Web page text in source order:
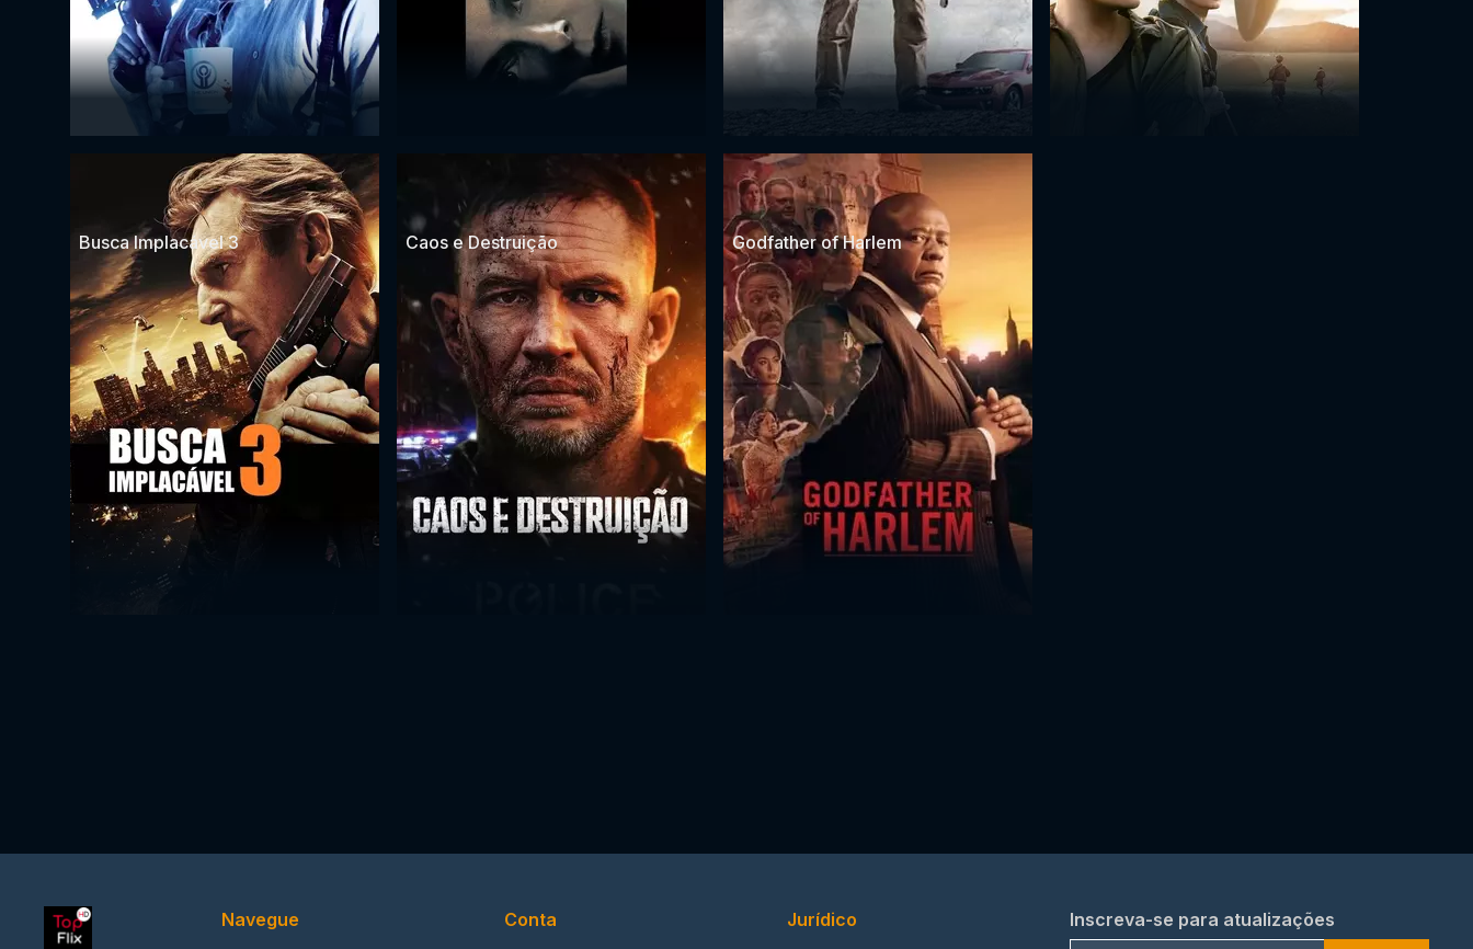
Busca Implacável 3 Caos e Destruição Godfather of Harlem
Navegue Conta Jurídico Inscreva-se para atualizações